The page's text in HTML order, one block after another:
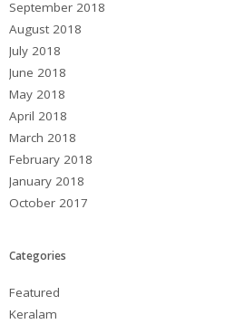
September 2018
August 2018
July 2018
June 2018
May 2018
April 2018
March 2018
February 2018
January 2018
October 2017
Categories
Featured
Keralam